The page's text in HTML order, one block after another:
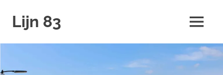
naar
inhoud
Lijn 83 MENU